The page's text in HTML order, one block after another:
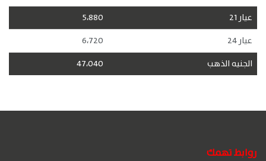
عيار 21
5،880
عيار 24
6،720
الجنيه الذهب
47،040
روابط تهمك